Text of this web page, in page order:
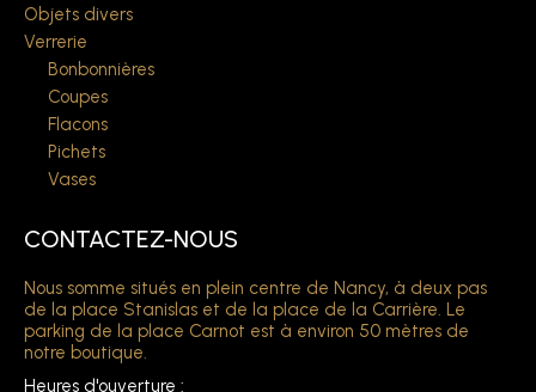
Objets divers
Verrerie
Bonbonnières
Coupes
Flacons
Pichets
Vases
CONTACTEZ-NOUS
Nous somme situés en plein centre de Nancy, à deux pas
de la place Stanislas et de la place de la Carrière. Le
parking de la place Carnot est à environ 50 mètres de
notre boutique.
Heures d'ouverture :